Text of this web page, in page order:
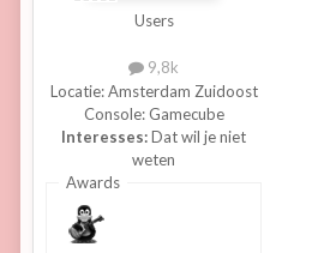
Users
9,8k
Locatie:Amsterdam Zuidoost
Console: Gamecube
Interesses:Dat wil je niet
weten
Awards